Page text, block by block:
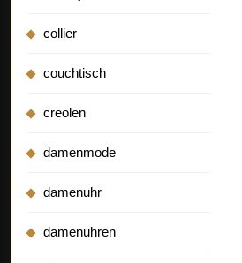
collier
couchtisch
creolen
damenmode
damenuhr
damenuhren